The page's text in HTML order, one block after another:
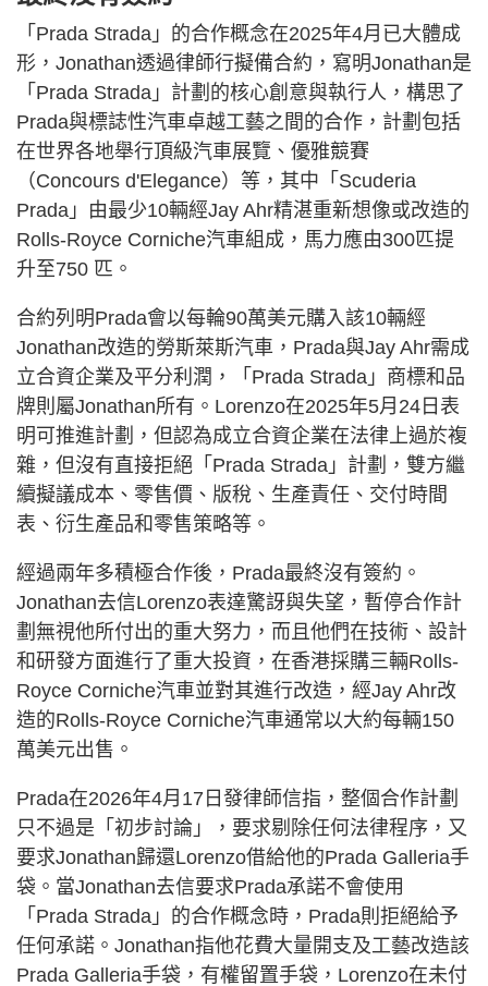
「Prada Strada」的合作概念在2025年4月已大體成
形，Jonathan透過律師行擬備合約，寫明Jonathan是
「Prada Strada」計劃的核心創意與執行人，構思了
Prada與標誌性汽車卓越工藝之間的合作，計劃包括
在世界各地舉行頂級汽車展覽、優雅競賽
（Concours d'Elegance）等，其中「Scuderia
Prada」由最少10輛經Jay Ahr精湛重新想像或改造的
Rolls-Royce Corniche汽車組成，馬力應由300匹提
升至750 匹。
合約列明Prada會以每輪90萬美元購入該10輛經
Jonathan改造的勞斯萊斯汽車，Prada與Jay Ahr需成
立合資企業及平分利潤，「Prada Strada」商標和品
牌則屬Jonathan所有。Lorenzo在2025年5月24日表
明可推進計劃，但認為成立合資企業在法律上過於複
雜，但沒有直接拒絕「Prada Strada」計劃，雙方繼
續擬議成本、零售價、版稅、生產責任、交付時間
表、衍生產品和零售策略等。
經過兩年多積極合作後，Prada最終沒有簽約。
Jonathan去信Lorenzo表達驚訝與失望，暫停合作計
劃無視他所付出的重大努力，而且他們在技術、設計
和研發方面進行了重大投資，在香港採購三輛Rolls-
Royce Corniche汽車並對其進行改造，經Jay Ahr改
造的Rolls-Royce Corniche汽車通常以大約每輛150
萬美元出售。
Prada在2026年4月17日發律師信指，整個合作計劃
只不過是「初步討論」，要求剔除任何法律程序，又
要求Jonathan歸還Lorenzo借給他的Prada Galleria手
袋。當Jonathan去信要求Prada承諾不會使用
「Prada Strada」的合作概念時，Prada則拒絕給予
任何承諾。Jonathan指他花費大量開支及工藝改造該
Prada Galleria手袋，有權留置手袋，Lorenzo在未付